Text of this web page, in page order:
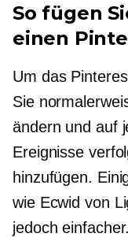
So fügen
einen
Um das
Sie
ändern und auf
Ereignisse
hinzufügen.
wie Ecwid von
jedoch einfacher.